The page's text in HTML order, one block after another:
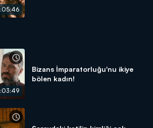
Bizans İmparatorluğu'nu ikiye
bölen kadın!